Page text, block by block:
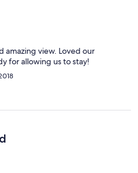
amazing view. Loved our
for allowing us to stay!